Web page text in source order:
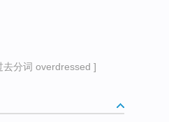
分词 overdressed ]